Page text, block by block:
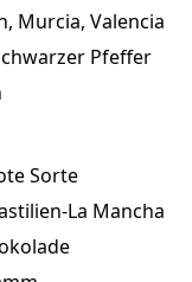
Murcia, Valencia
Pfeffer
Sorte
La Mancha